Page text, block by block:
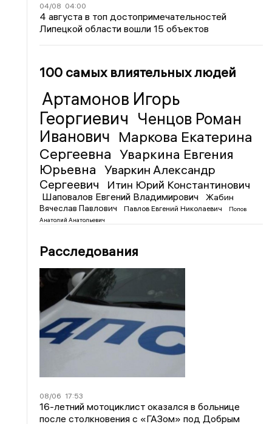
04/08 04:00
4 августа в топ достопримечательностей
Липецкой области вошли 15 объектов
100 самых влиятельных людей
Артамонов Игорь
Георгиевич Ченцов Роман
Иванович Маркова Екатерина
Сергеевна Уваркина Евгения
Юрьевна
Уваркин Александр
Сергеевич
Итин Юрий Константинович
Шаповалов Евгений Владимирович
Жабин
Вячеслав Павлович
Павлов Евгений Николаевич
Попов
Анатолий Анатольевич
Расследования
08/06 17:53
16-летний мотоциклист оказался в больнице
после столкновения с «ГАЗом» под Добрым